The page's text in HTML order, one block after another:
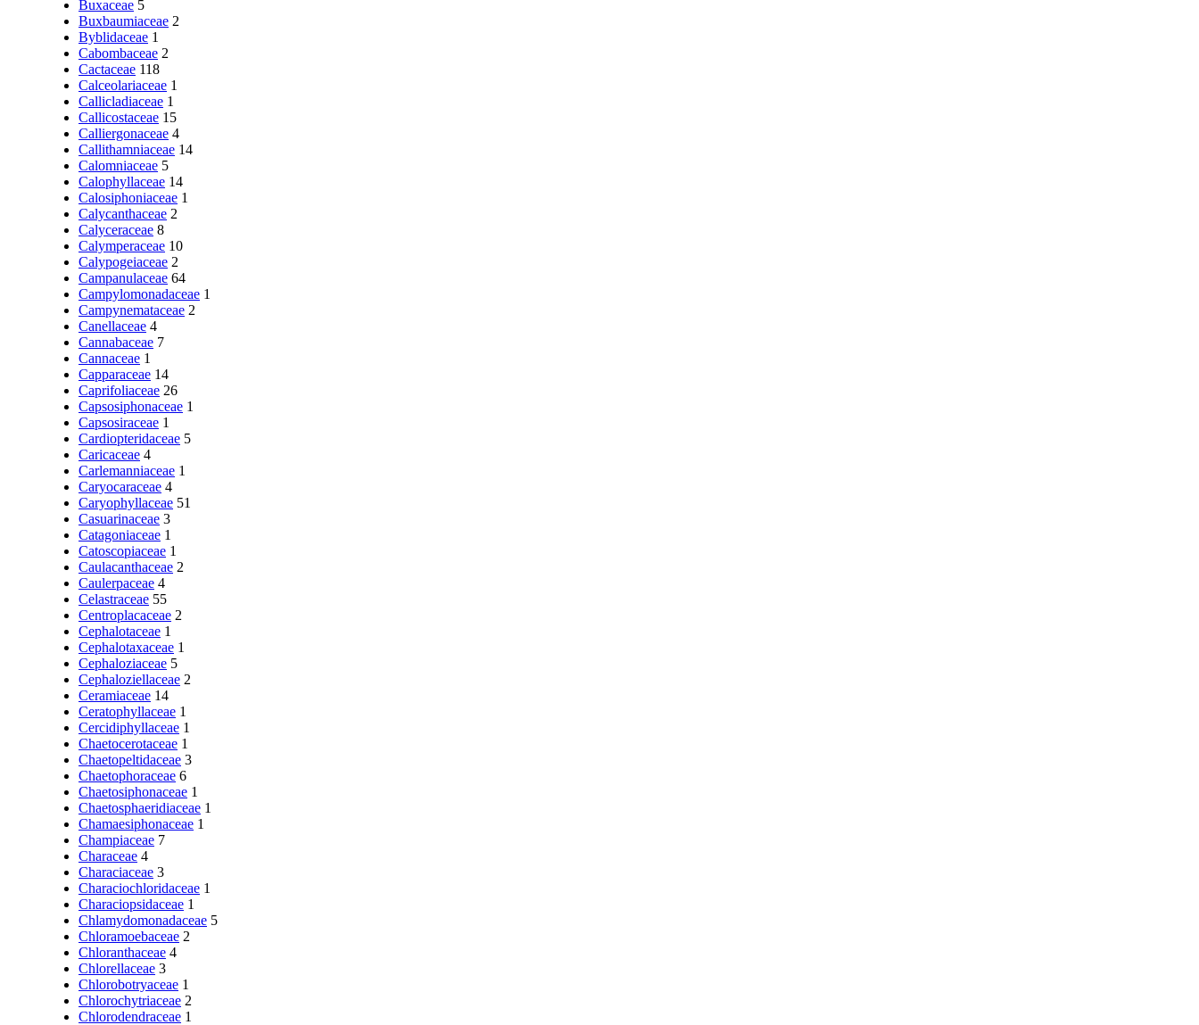
Buxaceae 5
Buxbaumiaceae 2
Byblidaceae 1
Cabombaceae 2
Cactaceae 118
Calceolariaceae 1
Callicladiaceae 1
Callicostaceae 15
Calliergonaceae 4
Callithamniaceae 14
Calomniaceae 5
Calophyllaceae 14
Calosiphoniaceae 1
Calycanthaceae 2
Calyceraceae 8
Calymperaceae 10
Calypogeiaceae 2
Campanulaceae 64
Campylomonadaceae 1
Campynemataceae 2
Canellaceae 4
Cannabaceae 7
Cannaceae 1
Capparaceae 14
Caprifoliaceae 26
Capsosiphonaceae 1
Capsosiraceae 1
Cardiopteridaceae 5
Caricaceae 4
Carlemanniaceae 1
Caryocaraceae 4
Caryophyllaceae 51
Casuarinaceae 3
Catagoniaceae 1
Catoscopiaceae 1
Caulacanthaceae 2
Caulerpaceae 4
Celastraceae 55
Centroplacaceae 2
Cephalotaceae 1
Cephalotaxaceae 1
Cephaloziaceae 5
Cephaloziellaceae 2
Ceramiaceae 14
Ceratophyllaceae 1
Cercidiphyllaceae 1
Chaetocerotaceae 1
Chaetopeltidaceae 3
Chaetophoraceae 6
Chaetosiphonaceae 1
Chaetosphaeridiaceae 1
Chamaesiphonaceae 1
Champiaceae 7
Characeae 4
Characiaceae 3
Characiochloridaceae 1
Characiopsidaceae 1
Chlamydomonadaceae 5
Chloramoebaceae 2
Chloranthaceae 4
Chlorellaceae 3
Chlorobotryaceae 1
Chlorochytriaceae 2
Chlorodendraceae 1